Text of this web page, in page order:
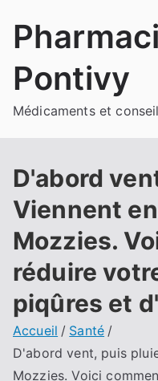
Pontivy
Médicaments et
D'abord
Viennent
Mozzies.
réduire
piqûres et
Accueil
Santé
D'abord vent, puis
Mozzies. Voici